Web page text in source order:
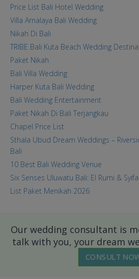
Price List Bali Hotel Wedding
Villa Arnalaya Bali Wedding
Nikah Di Bali
TRIBE Bali Kuta Beach Wedding
Paket Nikah
Bali Villa Wedding
Harper Kuta Bali Wedding
Bali Wedding Entertainment
Paket Nikah Di Bali Terjangkau
Chapel Price List
Sthala Ubud Dream Weddings –
Bali
10 Best Bali Wedding Venue
Six Senses Uluwatu Bali: El Rumi &
List Paket Menikah 2026
Our wedding consultant is
talk with you, your dream
CONSULT